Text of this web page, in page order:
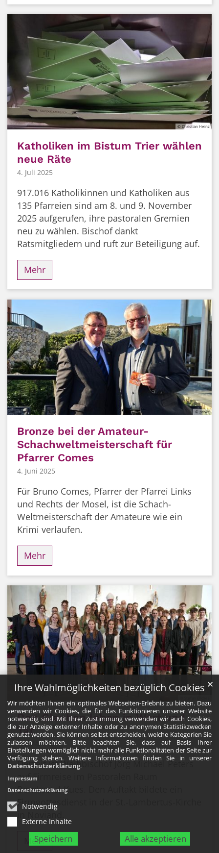
Ihre Wahlmöglichkeiten bezüglich Cookies
Wir möchten Ihnen ein optimales Webseiten-Erlebnis zu bieten. Dazu
verwenden wir Cookies, die für das Funktionieren unserer Website
notwendig sind. Mit Ihrer Zustimmung verwenden wir auch Cookies,
die zur Anzeige externer Inhalte oder zu anonymen Statistikzwecken
genutzt werden. Sie können selbst entscheiden, welche Kategorien Sie
zulassen möchten. Bitte beachten Sie, dass auf Basis Ihrer
Einstellungen womöglich nicht mehr alle Funktionalitäten der Seite zur
Verfügung stehen. Weitere Informationen finden Sie in unserer
Datenschutzerklärung.
Notwendig
Externe Inhalte
Speichern Alle akzeptieren
✕
Impressum
Datenschutzerklärung
© Christian Heinz
Katholiken im Bistum Trier wählen
neue Räte
4. Juli 2025
917.016 Katholikinnen und Katholiken aus
135 Pfarreien sind am 8. und 9. November
2025 aufgerufen, ihre pastoralen Gremien
neu zu wählen. Bischof dankt
Ratsmitgliedern und ruft zur Beteiligung auf.
Mehr
© privat
Bronze bei der Amateur-
Schachweltmeisterschaft für
Pfarrer Comes
4. Juni 2025
Für Bruno Comes, Pfarrer der Pfarrei Links
und Rechts der Mosel, ist die Schach-
Weltmeisterschaft der Amateure wie ein
Krimi verlaufen.
Mehr
Den Glauben leben in Wort und
Tat
20. Mai 2025
Derzeit ist Weihbischof Jörg Michael Peters
auf Firmreise im Pastoralen Raum
Bernkastel-Kues. Den Auftakt bildete ein
Firmgottesdienst in der St.-Lambertus-Kirche
Mehr